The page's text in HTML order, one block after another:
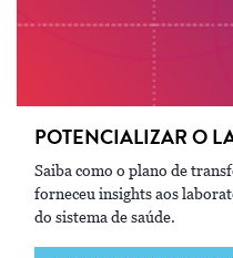
POTENCIALIZAR O
Saiba como o plano de
forneceu insights aos
do sistema de saúde.